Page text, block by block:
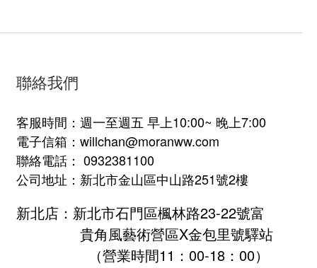
聯絡我們
客服時間：週一至週五 早上10:00~ 晚上7:00
電子信箱：willchan@moranww.com
聯絡電話： 0932381100
公司地址：新北市金山區中山路251號2樓
新北店：新北市石門區楓林路23-22號富
貴角風藝術營區X金包里號驛站
（營業時間11：00-18：00）